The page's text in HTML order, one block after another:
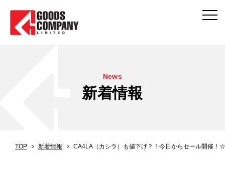
News
新着情報
TOP 新着情報 CA4LA（カシラ）も値下げ？！今日からセール開催！☆